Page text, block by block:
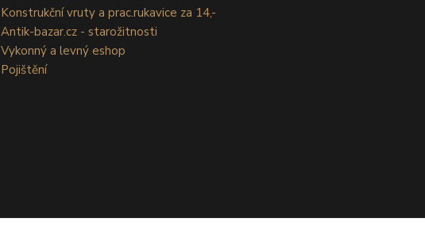
Konstrukční vruty a prac.rukavice za 14,-
Antik-bazar.cz - starožitnosti
Vykonný a levný eshop
Pojištění